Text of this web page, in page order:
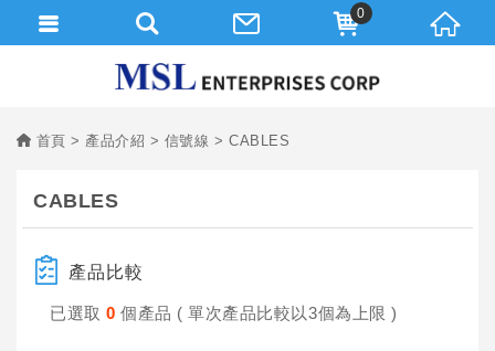
首頁 產品介紹 信號線 CABLES
CABLES
產品比較
已選取 0個產品 ( 單次產品比較以3個為上限 )
0